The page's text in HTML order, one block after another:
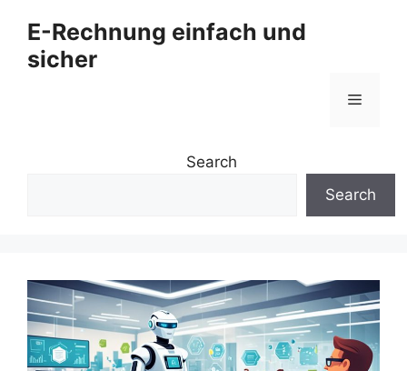
Inhalt
springen
E-Rechnung einfach und
sicher
Menü
Search
Search